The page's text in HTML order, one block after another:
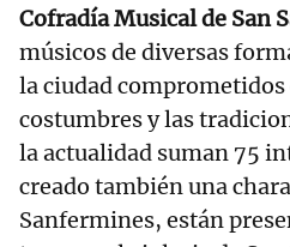
Cofradía Musical de San
músicos de diversas
la ciudad comprometidos
costumbres y las
la actualidad suman 75
creado también una
Sanfermines, están